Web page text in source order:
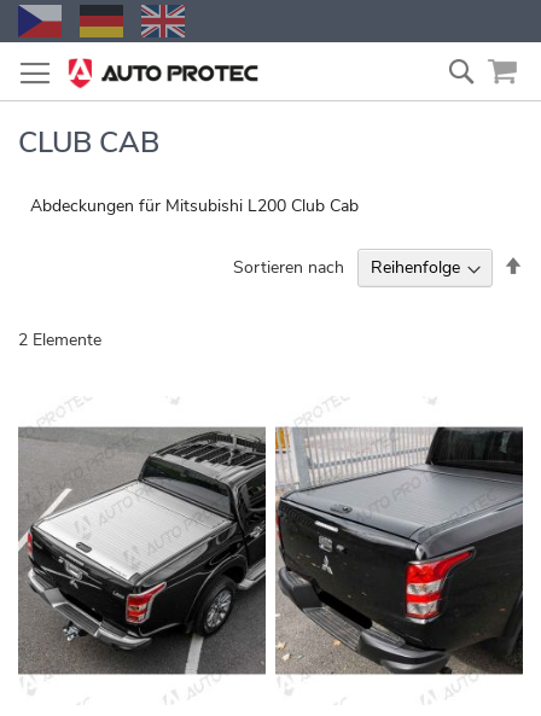
Zum
Inhalt
springen
Suche
CLUB CAB
Abdeckungen für Mitsubishi L200 Club Cab
2 Elemente
Sortieren nach